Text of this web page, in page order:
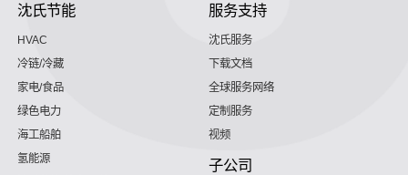
沈氏节能
HVAC
冷链/冷藏
家电/食品
绿色电力
海工船舶
氢能源
服务支持
沈氏服务
下载文档
全球服务网络
定制服务
视频
子公司